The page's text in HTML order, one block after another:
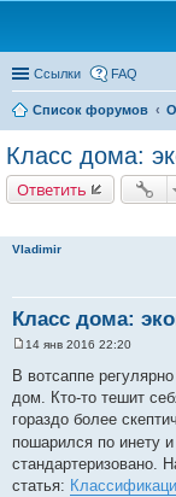
Ссылки FAQ
Список форумов
Класс дома:
Ответить
Vladimir
Класс дома:
о
б
е
н
е
14 янв 2016 22:20
В вотсаппе
дом. Кто-то тешит
гораздо более
пошарился по инету
стандартеризовано.
статья: